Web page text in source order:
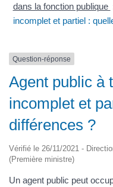
dans la fonction publique
incomplet et partiel :
Question-réponse
Agent public à
incomplet et
différences ?
Vérifié le 26/11/2021 -
(Première ministre)
Un agent public peut